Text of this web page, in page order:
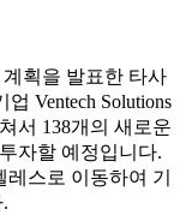
획을 발표한 타사
Ventech Solutions
서 138개의 새로운
자할 예정입니다.
스로 이동하여 기